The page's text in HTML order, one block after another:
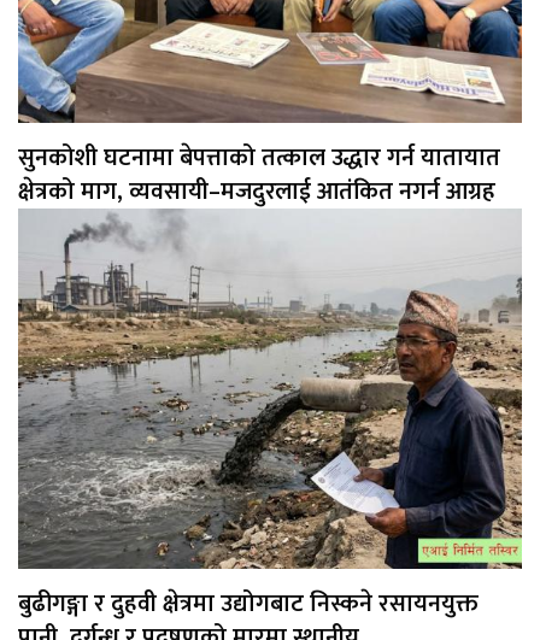
सुनकोशी घटनामा बेपत्ताको तत्काल उद्धार गर्न यातायात
क्षेत्रको माग, व्यवसायी–मजदुरलाई आतंकित नगर्न आग्रह
बुढीगङ्गा र दुहवी क्षेत्रमा उद्योगबाट निस्कने रसायनयुक्त